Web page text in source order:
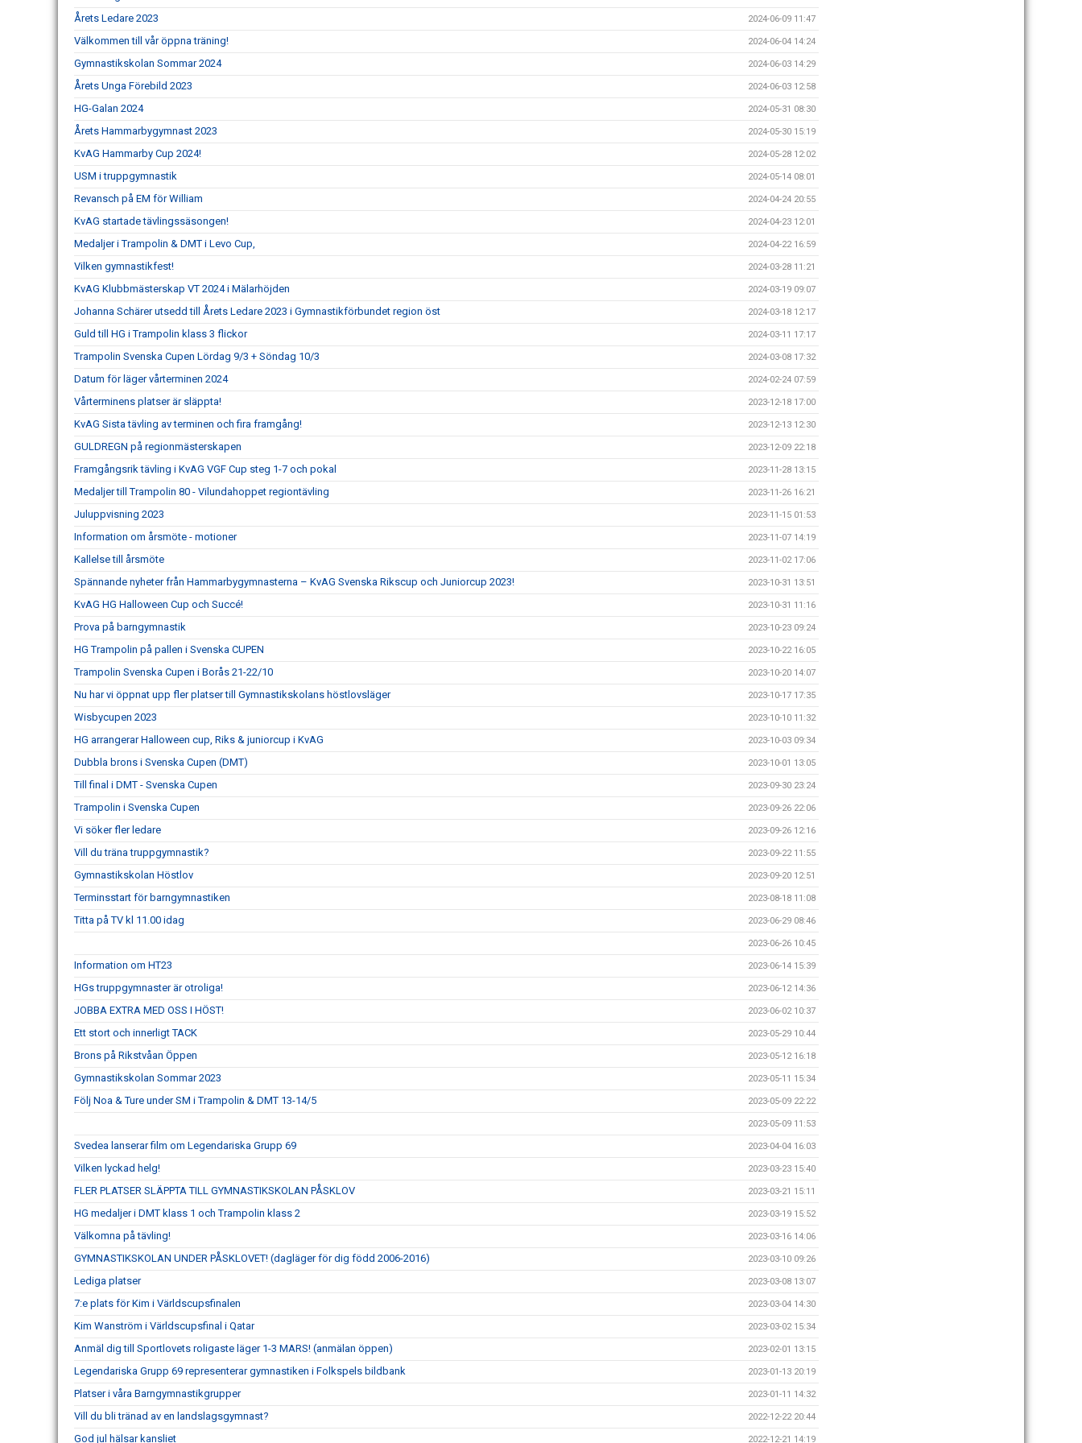
Årets Ledare 2023 2024-06-09 11:47
Välkommen till vår öppna träning! 2024-06-04 14:24
Gymnastikskolan Sommar 2024 2024-06-03 14:29
Årets Unga Förebild 2023 2024-06-03 12:58
HG-Galan 2024 2024-05-31 08:30
Årets Hammarbygymnast 2023 2024-05-30 15:19
KvAG Hammarby Cup 2024! 2024-05-28 12:02
USM i truppgymnastik 2024-05-14 08:01
Revansch på EM för William 2024-04-24 20:55
KvAG startade tävlingssäsongen! 2024-04-23 12:01
Medaljer i Trampolin & DMT i Levo Cup, 2024-04-22 16:59
Vilken gymnastikfest! 2024-03-28 11:21
KvAG Klubbmästerskap VT 2024 i Mälarhöjden 2024-03-19 09:07
Johanna Schärer utsedd till Årets Ledare 2023 i Gymnastikförbundet region öst 2024-03-18 12:17
Guld till HG i Trampolin klass 3 flickor 2024-03-11 17:17
Trampolin Svenska Cupen Lördag 9/3 + Söndag 10/3 2024-03-08 17:32
Datum för läger vårterminen 2024 2024-02-24 07:59
Vårterminens platser är släppta! 2023-12-18 17:00
KvAG Sista tävling av terminen och fira framgång! 2023-12-13 12:30
GULDREGN på regionmästerskapen 2023-12-09 22:18
Framgångsrik tävling i KvAG VGF Cup steg 1-7 och pokal 2023-11-28 13:15
Medaljer till Trampolin 80 - Vilundahoppet regiontävling 2023-11-26 16:21
Juluppvisning 2023 2023-11-15 01:53
Information om årsmöte - motioner 2023-11-07 14:19
Kallelse till årsmöte 2023-11-02 17:06
Spännande nyheter från Hammarbygymnasterna – KvAG Svenska Rikscup och Juniorcup 2023! 2023-10-31 13:51
KvAG HG Halloween Cup och Succé! 2023-10-31 11:16
Prova på barngymnastik 2023-10-23 09:24
HG Trampolin på pallen i Svenska CUPEN 2023-10-22 16:05
Trampolin Svenska Cupen i Borås 21-22/10 2023-10-20 14:07
Nu har vi öppnat upp fler platser till Gymnastikskolans höstlovsläger 2023-10-17 17:35
Wisbycupen 2023 2023-10-10 11:32
HG arrangerar Halloween cup, Riks & juniorcup i KvAG 2023-10-03 09:34
Dubbla brons i Svenska Cupen (DMT) 2023-10-01 13:05
Till final i DMT - Svenska Cupen 2023-09-30 23:24
Trampolin i Svenska Cupen 2023-09-26 22:06
Vi söker fler ledare 2023-09-26 12:16
Vill du träna truppgymnastik? 2023-09-22 11:55
Gymnastikskolan Höstlov 2023-09-20 12:51
Terminsstart för barngymnastiken 2023-08-18 11:08
Titta på TV kl 11.00 idag 2023-06-29 08:46
2023-06-26 10:45
Information om HT23 2023-06-14 15:39
HGs truppgymnaster är otroliga! 2023-06-12 14:36
JOBBA EXTRA MED OSS I HÖST! 2023-06-02 10:37
Ett stort och innerligt TACK 2023-05-29 10:44
Brons på Rikstvåan Öppen 2023-05-12 16:18
Gymnastikskolan Sommar 2023 2023-05-11 15:34
Följ Noa & Ture under SM i Trampolin & DMT 13-14/5 2023-05-09 22:22
2023-05-09 11:53
Svedea lanserar film om Legendariska Grupp 69 2023-04-04 16:03
Vilken lyckad helg! 2023-03-23 15:40
FLER PLATSER SLÄPPTA TILL GYMNASTIKSKOLAN PÅSKLOV 2023-03-21 15:11
HG medaljer i DMT klass 1 och Trampolin klass 2 2023-03-19 15:52
Välkomna på tävling! 2023-03-16 14:06
GYMNASTIKSKOLAN UNDER PÅSKLOVET! (dagläger för dig född 2006-2016) 2023-03-10 09:26
Lediga platser 2023-03-08 13:07
7:e plats för Kim i Världscupsfinalen 2023-03-04 14:30
Kim Wanström i Världscupsfinal i Qatar 2023-03-02 15:34
Anmäl dig till Sportlovets roligaste läger 1-3 MARS! (anmälan öppen) 2023-02-01 13:15
Legendariska Grupp 69 representerar gymnastiken i Folkspels bildbank 2023-01-13 20:19
Platser i våra Barngymnastikgrupper 2023-01-11 14:32
Vill du bli tränad av en landslagsgymnast? 2022-12-22 20:44
God jul hälsar kansliet 2022-12-21 14:19